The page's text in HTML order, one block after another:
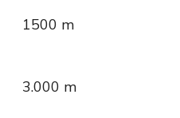
1500 m
3.000 m